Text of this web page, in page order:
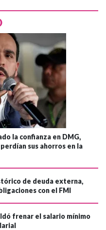
la confianza en DMG,
sus ahorros en la
de deuda externa,
con el FMI
frenar el salario mínimo